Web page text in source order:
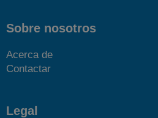
Sobre nosotros
Acerca de
Contactar
Legal